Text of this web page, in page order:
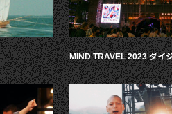
MIND TRAVEL 2023 ダイ